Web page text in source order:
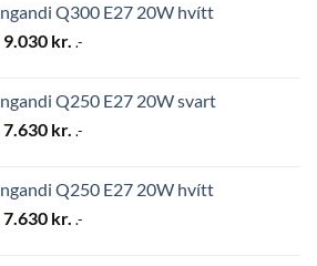
24.500 kr..17.150 kr..
Q300 E27 20W hvítt
Original
12.900 kr..
9.030 kr. Current
9.030 kr..
.-
Q250 E27 20W svart
Original
10.900 kr..
7.630 kr. Current
7.630 kr..
.-
Q250 E27 20W hvítt
Original
7.630 kr. Current
.-